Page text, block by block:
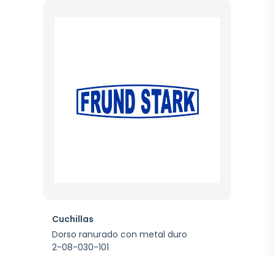
Cuchillas
Dorso ranurado con metal duro
2-08-030-101